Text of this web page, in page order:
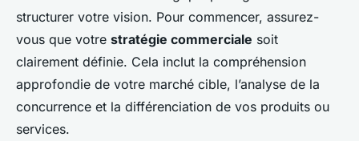
structurer votre vision. Pour commencer, assurez-
vous que votre stratégie commerciale soit
clairement définie. Cela inclut la compréhension
approfondie de votre marché cible, l’analyse de la
concurrence et la différenciation de vos produits ou
services.